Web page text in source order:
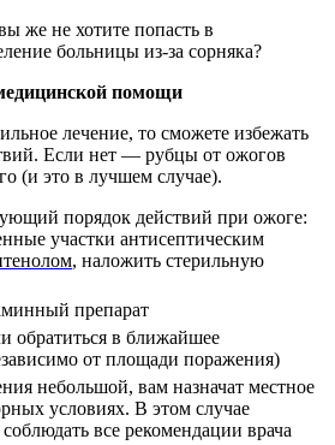
же не хотите попасть в
больницы из-за сорняка?
помощи
лечение, то сможете избежать
Если нет — рубцы от ожогов
(и это в лучшем случае).
порядок действий при ожоге:
участки антисептическим
, наложить стерильную
препарат
обратиться в ближайшее
от площади поражения)
небольшой, вам назначат местное
условиях. В этом случае
все рекомендации врача